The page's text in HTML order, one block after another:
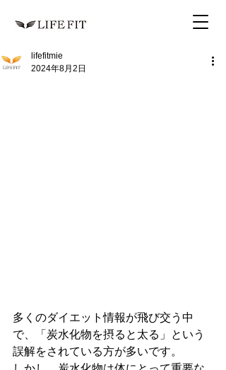
lifefitmie
2024年8月2日
多くのダイエット情報が飛び交う中
で、「炭水化物を摂ると太る」という
誤解をされている方が多いです。